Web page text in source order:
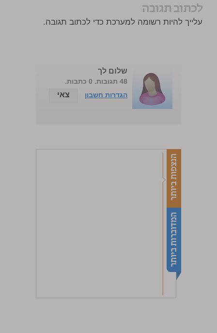
לכתוב תגובה
עלייך להיות רשומה למערכת כדי לכתוב תגובה.
שלום לך
48 תגובות. 0 כתבות.
הגדרות חשבון
צאי